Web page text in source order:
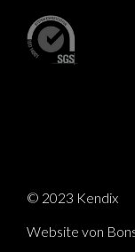
© 2023 Kendix
Website von